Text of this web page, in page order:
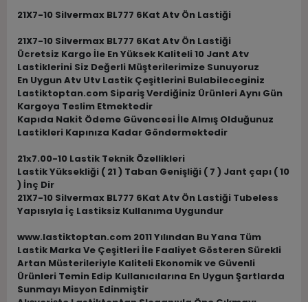
21X7-10 Silvermax BL777 6Kat Atv Ön Lastiği
21X7-10 Silvermax BL777 6Kat Atv Ön Lastiği
Ücretsiz Kargo İle En Yüksek Kaliteli 10 Jant Atv
Lastiklerini Siz Değerli Müşterilerimize Sunuyoruz
En Uygun Atv Utv Lastik Çeşitlerini Bulabileceginiz
Lastiktoptan.com Sipariş Verdiğiniz Ürünleri Aynı Gün
Kargoya Teslim Etmektedir
Kapıda Nakit Ödeme Güvencesi İle Almış Olduğunuz
Lastikleri Kapınıza Kadar Göndermektedir
21x7.00-10 Lastik Teknik Özellikleri
Lastik Yüksekliği ( 21 ) Taban Genişliği ( 7 ) Jant çapı ( 10
) İnç Dir
21X7-10 Silvermax BL777 6Kat Atv Ön Lastiği Tubeless
Yapısıyla İç Lastiksiz Kullanıma Uygundur
www.lastiktoptan.com 2011 Yılından Bu Yana Tüm
Lastik Marka Ve Çeşitleri İle Faaliyet Gösteren Sürekli
Artan Müsterileriyle Kaliteli Ekonomik ve Güvenli
Ürünleri Temin Edip Kullanıcılarına En Uygun Şartlarda
Sunmayı Misyon Edinmiştir